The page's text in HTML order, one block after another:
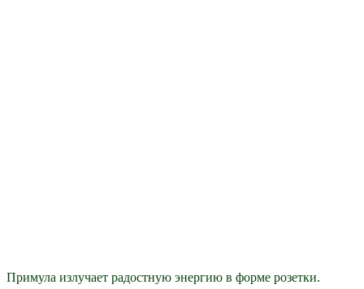
Примула излучает радостную энергию в форме розетки.